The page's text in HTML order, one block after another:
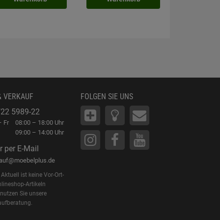
VERKAUF
5989-22
Fr
08:00 – 18:00 Uhr
09:00 – 14:00 Uhr
per E-Mail
Aktuell ist keine Vor-Ort-
Artikeln
Sie unsere
FOLGEN SIE UNS